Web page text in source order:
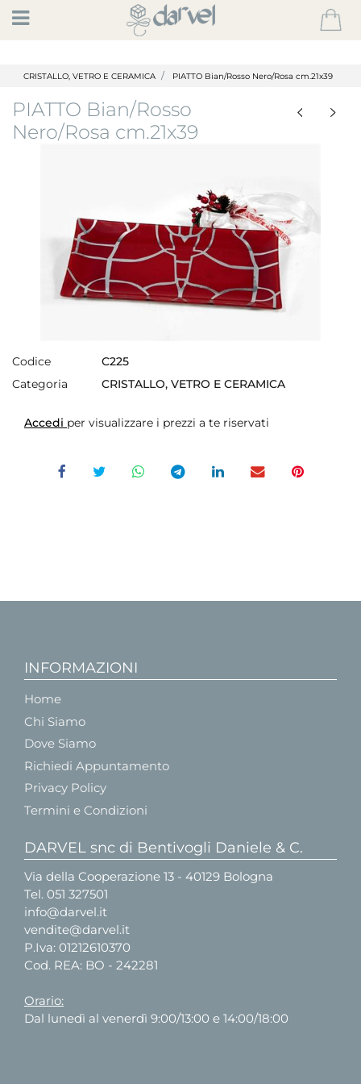
Open
CRISTALLO, VETRO E CERAMICA PIATTO Bian/Rosso Nero/Rosa cm.21x39
PIATTO Bian/Rosso
Nero/Rosa cm.21x39
Codice
C225
Categoria
CRISTALLO, VETRO E CERAMICA
Accedi per visualizzare i prezzi a te riservati
INFORMAZIONI
Home
Chi Siamo
Dove Siamo
Richiedi Appuntamento
Privacy Policy
Termini e Condizioni
DARVEL snc di Bentivogli Daniele & C.
Via della Cooperazione 13 - 40129 Bologna
Tel. 051 327501
info@darvel.it
vendite@darvel.it
P.Iva: 01212610370
Cod. REA: BO - 242281
Orario:
Dal lunedì al venerdì 9:00/13:00 e 14:00/18:00